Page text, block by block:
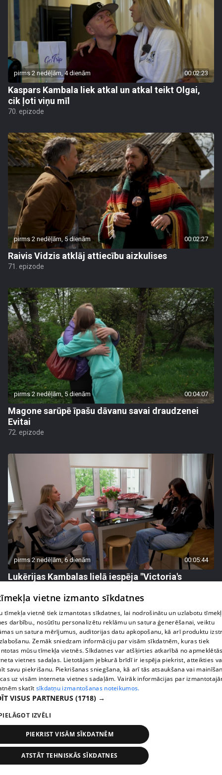
pirms 2 nedēļām, 4 dienām 00:02:23
Kaspars Kambala liek atkal un atkal teikt Olgai,
cik ļoti viņu mīl
70. epizode
pirms 2 nedēļām, 5 dienām 00:02:27
Raivis Vidzis atklāj attiecību aizkulises
71. epizode
pirms 2 nedēļām, 5 dienām 00:04:07
Magone sarūpē īpašu dāvanu savai draudzenei
Evitai
72. epizode
pirms 2 nedēļām, 6 dienām 00:05:44
Lukērijas Kambalas lielā iespēja "Victoria's
sarežģījumiem
71. epizode
pirms 2 nedēļām, 6 dienām
Margarita Kolosova atklāti par dronu radīto
nedrošības sajūtu Latgalē
vietne izmanto sīkdatnes
tīmekļa vietnē tiek izmantotas sīkdatnes, lai nodrošinātu un uzlabotu
darbību., nosūtītu personalizētu reklāmu un satura ģenerēšanai, veiktu
un satura mērījumus, auditorijas datu apkopošanu, kā arī produktu
Zemāk sniedzam informāciju par visām sīkdatnēm, kuras tiek
mūsu tīmekļa vietnēs. Sīkdatnes var atšķirties atkarībā no
vietnes sadaļas. Lietotājam jebkurā brīdī ir iespēja piekrist, atteikties
savu piekrišanu. Piekrišanas sniegšana, kā arī tās atsaukšana vai
uz visām interneta vietnes sadaļām. Vairāk informācijas par
skatīt sīkdatņu izmantošanas noteikumos.
VISUS PARTNERUS (1718) →
IZVĒLI
PIEKRIST VISĀM SĪKDATNĒM
ATSTĀT TEHNISKĀS SĪKDATNES